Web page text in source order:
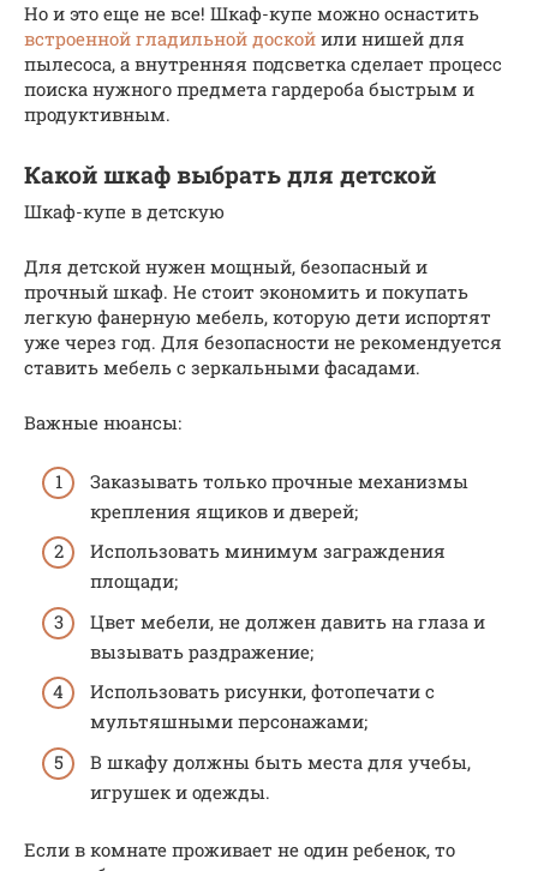
Но и это еще не все! Шкаф-купе можно оснастить
встроенной гладильной доской или нишей для
пылесоса, а внутренняя подсветка сделает процесс
поиска нужного предмета гардероба быстрым и
продуктивным.
Какой шкаф выбрать для детской
Шкаф-купе в детскую
Для детской нужен мощный, безопасный и
прочный шкаф. Не стоит экономить и покупать
легкую фанерную мебель, которую дети испортят
уже через год. Для безопасности не рекомендуется
ставить мебель с зеркальными фасадами.
Важные нюансы:
Заказывать только прочные механизмы
крепления ящиков и дверей;
Использовать минимум заграждения
площади;
Цвет мебели, не должен давить на глаза и
вызывать раздражение;
Использовать рисунки, фотопечати с
мультяшными персонажами;
В шкафу должны быть места для учебы,
игрушек и одежды.
Если в комнате проживает не один ребенок, то